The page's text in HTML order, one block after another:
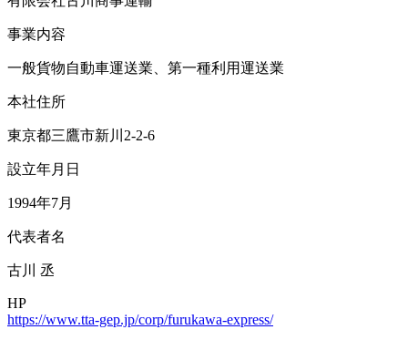
事業内容
一般貨物自動車運送業、第一種利用運送業
本社住所
東京都三鷹市新川2-2-6
設立年月日
1994年7月
代表者名
古川 丞
HP
https://www.tta-gep.jp/corp/furukawa-express/